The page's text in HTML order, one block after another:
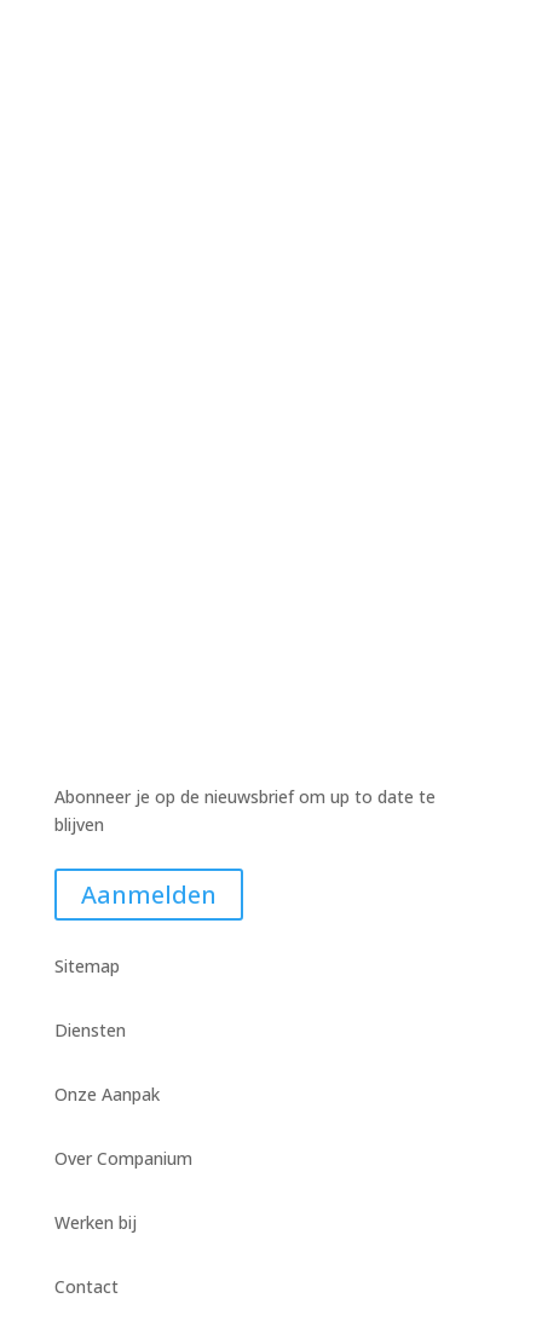
Abonneer je op de nieuwsbrief om up to date te
blijven
Aanmelden
Sitemap
Diensten
Onze Aanpak
Over Companium
Werken bij
Contact